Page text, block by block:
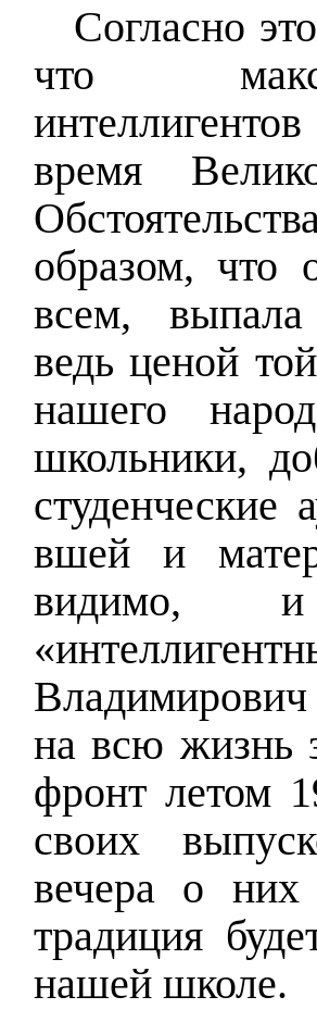
Согласно
что
время
образом, что
всем, выпала
ведь ценой
нашего
школьники,
студенческие
вшей и
видимо, и
на всю жизнь
фронт летом
своих
вечера о них
традиция
нашей школе.